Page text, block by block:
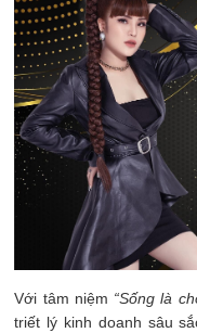
Với tâm niệm “Sống là
triết lý kinh doanh sâu